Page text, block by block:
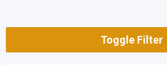
Toggle Filter